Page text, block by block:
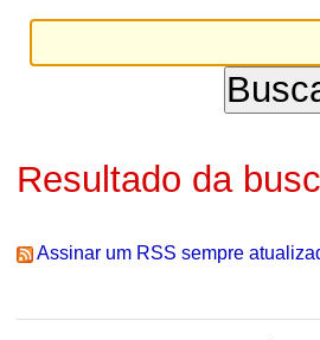
Resultado da
Assinar um RSS sempre